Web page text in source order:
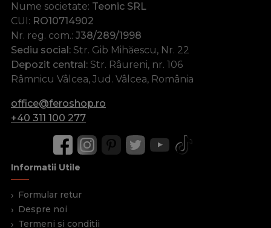
Nume societate: Teonic SRL
CUI: RO10714902
Nr. reg. com.: J38/289/1998
Sediu social: Str. Gib Mihăescu, Nr. 22
Depozit central: Str. Râureni, nr. 106
Râmnicu Vâlcea, Jud. Vâlcea, România
office@feroshop.ro
+40 311 100 277
Informatii Utile
Formular retur
Despre noi
Termeni si conditii